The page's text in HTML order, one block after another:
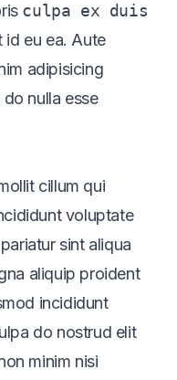
culpa ex duis
id eu ea. Aute
adipisicing
nulla esse
cillum qui
voluptate
sint aliqua
aliquip proident
incididunt
do nostrud elit
minim nisi